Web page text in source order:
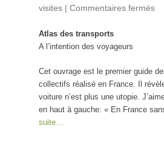
visites | Commentaires fermés
Atlas des transports
A l’intention des voyageurs
Cet ouvrage est le premier guide
collectifs réalisé en France. Il
voiture n’est plus une utopie.
en haut à gauche: « En France
suite…